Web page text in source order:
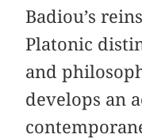
Badiou’s
Platonic
and
develops an